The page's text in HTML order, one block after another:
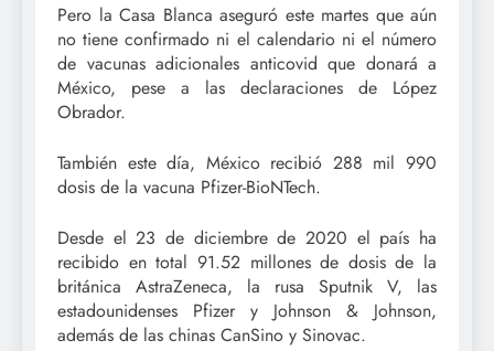
Pero la Casa Blanca aseguró este martes que aún
no tiene confirmado ni el calendario ni el número
de vacunas adicionales anticovid que donará a
México, pese a las declaraciones de López
Obrador.
También este día, México recibió 288 mil 990
dosis de la vacuna Pfizer-BioNTech.
Desde el 23 de diciembre de 2020 el país ha
recibido en total 91.52 millones de dosis de la
británica AstraZeneca, la rusa Sputnik V, las
estadounidenses Pfizer y Johnson & Johnson,
además de las chinas CanSino y Sinovac.